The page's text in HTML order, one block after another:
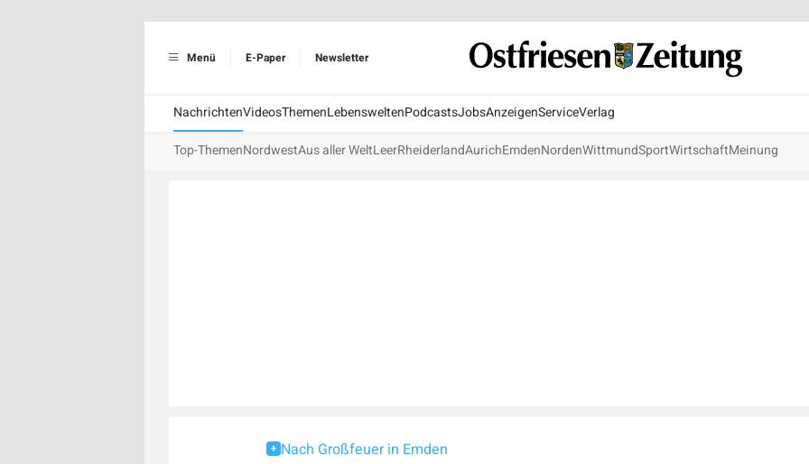
Menü E-Paper Newsletter
NachrichtenVideosThemenLebensweltenPodcastsJobsAnzeigenServiceVerlag
Top-ThemenNordwestAus aller WeltLeerRheiderlandAurichEmdenNordenWittmundSportWirtschaftMeinung
Nach Großfeuer in Emden